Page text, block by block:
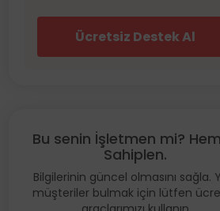
Ücretsiz Destek Al
Bu senin İşletmen mi?
Sahiplen.
Bilgilerinin güncel olmasını sağla.
müşteriler bulmak için lütfen